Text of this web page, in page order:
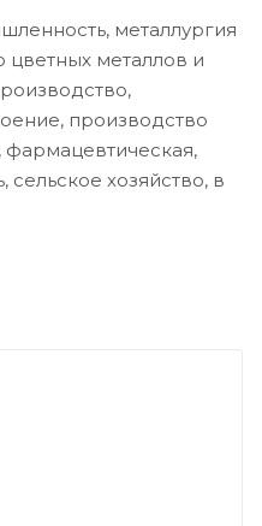
металлургия
цветных металлов и
производство
фармацевтическая,
хозяйство, в